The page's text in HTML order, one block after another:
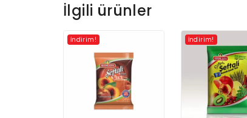
İlgili ürünler
İndirim! İndirim!